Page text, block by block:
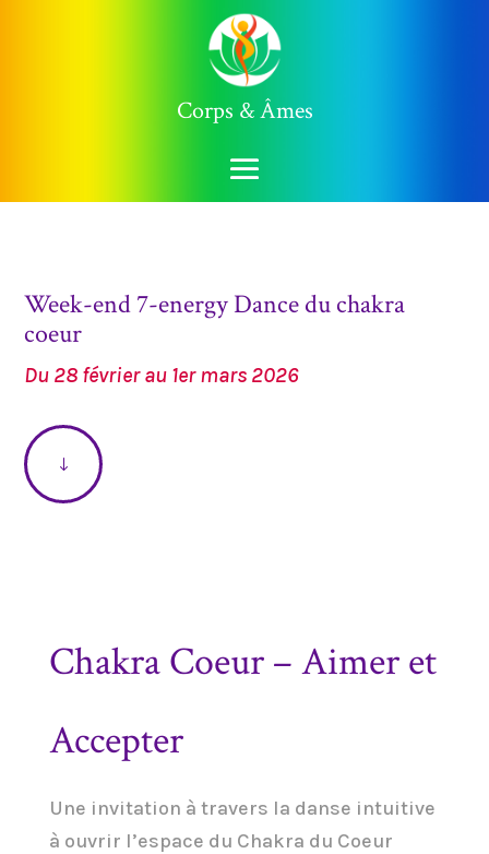
Corps & Âmes
Week-end 7-energy Dance du chakra
coeur
Du 28 février au 1er mars 2026
"
Chakra Coeur – Aimer et
Accepter
Une invitation à travers la danse intuitive
à ouvrir l’espace du Chakra du Coeur